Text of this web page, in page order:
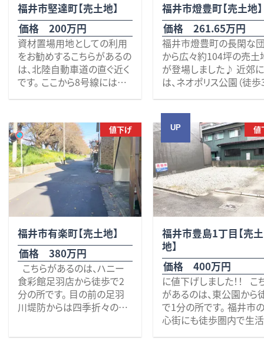
道305号線まで約250ｍとす
ぐ近く、交通アクセスも良好
です。
海沿いをゆったりお散歩でき
ますし、「鮎川海水浴場」へも
車を走らせれば3分で到着
♪
海好きな方にはたまらない
頃な土地をお探しの方、是
非いかがでしょうか。 その
他、些細なことでも何でもお
気軽にお問い合わせくださ
い。
お待ちしております。 ※現
況有姿での引き渡しとなり
ます。
※下水引込あり（要調査）
※上水道引き込みなし
※自然公園法（越前加賀海
岸国定公園区域内の第2種
特別地域に該当します）の許
可必要。
道305号線まで約250ｍ
ぐ近く、交通アクセスも
です。
海沿いをゆったりお散歩
ますし、「鮎川海水浴場」
車を走らせれば3分で到
♪
海好きな方にはたまら
場所です。 海岸近くで
頃な土地をお探しの方、
非いかがでしょうか。 その
他、些細なことでも何で
気軽にお問い合わせくだ
い。
お待ちしております。 ※
況有姿での引き渡しとな
ます。
※下水引込あり（要調査）
※上水道引き込みなし
※自然公園法（越前加賀
岸国定公園区域内の第2
特別地域に該当します）
可必要。
福井市堅達町【売土地】
価格 200万円
資材置場用地としての利用
をお勧めするこちらがあるの
は、北陸自動車道の直ぐ近く
です。 ここから8号線には車
福井エリアで資材置場をお
探しの方、是非いかがでしょ
うか？ その他、些細なことで
も何でもお気軽にお問い合
わせください。 お待ちしてお
ります。 ※現況有姿での引き
渡しとなります。
福井市燈豊町【売土地】
価格 261.65万円
福井市燈豊町の長閑な
から広々約104坪の売土
が登場しました♪ 近郊に
は、ネオポリス公園（徒
ます。 また近くには、3号
井・大森・河野線が通り、
で5分も走れば416号線
ニー新鮮館大安寺店近
出ます。 土地面積約104
坪単価25,000円とお手
格です。 近郊でお探しの
是非いかがでしょうか？
気軽にお問い合わせくだ
い。 お待ちしております。
値下げ
福井市有楽町【売土地】
価格 380万円
こちらがあるのは、ハニー
食彩館足羽店から徒歩で2
分の所です。 目の前の足羽
川堤防からは四季折々の景
UP 値
福井市豊島1丁目【売土
地】
価格 400万円
に値下げしました！！ こ
があるのは、東公園から
で1分の所です。 福井市
心街にも徒歩圏内で生